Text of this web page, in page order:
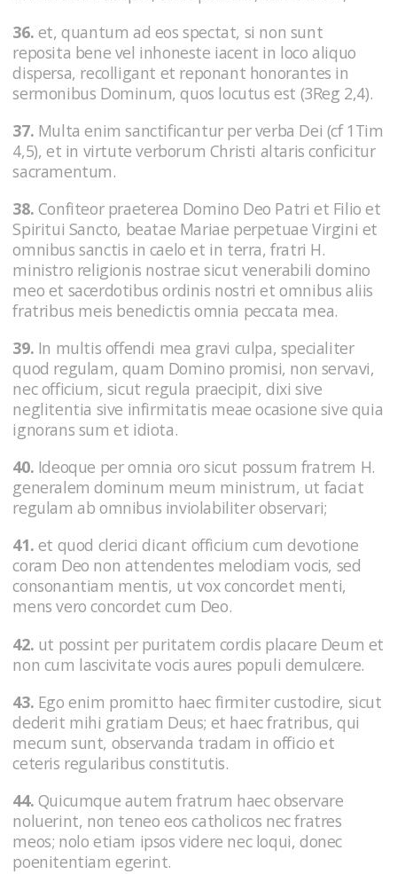
36. et, quantum ad eos spectat, si non sunt
reposita bene vel inhoneste iacent in loco aliquo
dispersa, recolligant et reponant honorantes in
sermonibus Dominum, quos locutus est (3Reg 2,4).
37. Multa enim sanctificantur per verba Dei (cf 1Tim
4,5), et in virtute verborum Christi altaris conficitur
sacramentum.
38. Confiteor praeterea Domino Deo Patri et Filio et
Spiritui Sancto, beatae Mariae perpetuae Virgini et
omnibus sanctis in caelo et in terra, fratri H.
ministro religionis nostrae sicut venerabili domino
meo et sacerdotibus ordinis nostri et omnibus aliis
fratribus meis benedictis omnia peccata mea.
39. In multis offendi mea gravi culpa, specialiter
quod regulam, quam Domino promisi, non servavi,
nec officium, sicut regula praecipit, dixi sive
neglitentia sive infirmitatis meae ocasione sive quia
ignorans sum et idiota.
40. Ideoque per omnia oro sicut possum fratrem H.
generalem dominum meum ministrum, ut faciat
regulam ab omnibus inviolabiliter observari;
41. et quod clerici dicant officium cum devotione
coram Deo non attendentes melodiam vocis, sed
consonantiam mentis, ut vox concordet menti,
mens vero concordet cum Deo.
42. ut possint per puritatem cordis placare Deum et
non cum lascivitate vocis aures populi demulcere.
43. Ego enim promitto haec firmiter custodire, sicut
dederit mihi gratiam Deus; et haec fratribus, qui
mecum sunt, observanda tradam in officio et
ceteris regularibus constitutis.
44. Quicumque autem fratrum haec observare
noluerint, non teneo eos catholicos nec fratres
meos; nolo etiam ipsos videre nec loqui, donec
poenitentiam egerint.